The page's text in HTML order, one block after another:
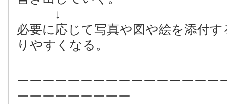
↓
必要に応じて写真や図や絵を添付
りやすくなる。
ーーーーーーーーーーーーーーーー
ーーーーーーーーー